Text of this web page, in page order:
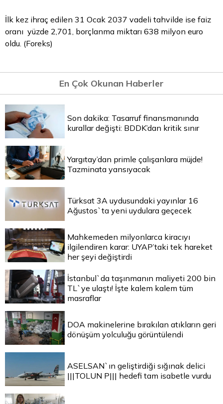
İlk kez ihraç edilen 31 Ocak 2037 vadeli tahvilde ise faiz
oranı yüzde 2,701, borçlanma miktarı 638 milyon euro
oldu. (Foreks)
En Çok Okunan Haberler
Son dakika: Tasarruf finansmanında
kurallar değişti: BDDK’dan kritik sınır
Yargıtay’dan primle çalışanlara müjde!
Tazminata yansıyacak
Türksat 3A uydusundaki yayınlar 16
Ağustos`ta yeni uydulara geçecek
Mahkemeden milyonlarca kiracıyı
ilgilendiren karar: UYAP’taki tek hareket
her şeyi değiştirdi
İstanbul`da taşınmanın maliyeti 200 bin
TL`ye ulaştı! İşte kalem kalem tüm
masraflar
DOA makinelerine bırakılan atıkların geri
dönüşüm yolculuğu görüntülendi
ASELSAN`ın geliştirdiği sığınak delici
|||TOLUN P||| hedefi tam isabetle vurdu